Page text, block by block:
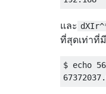
และ
ที่สุดเท่าที่
$ echo